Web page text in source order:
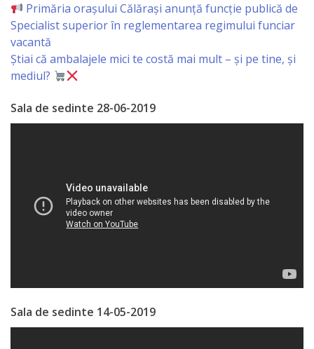
Aparatul
Primăriei
Lista
colaboratorilor
Contabilitate
Serviciul
şi
Urbanism
Primăria orașului Călărași anunță funcție publică de
Specialist superior în reglementarea regimului funciar
vacantă
Știai că ambalajele mici te costă mai mult – și pe tine, și
mediul?
Sala de sedinte 28-06-2019
Sala de sedinte 14-05-2019